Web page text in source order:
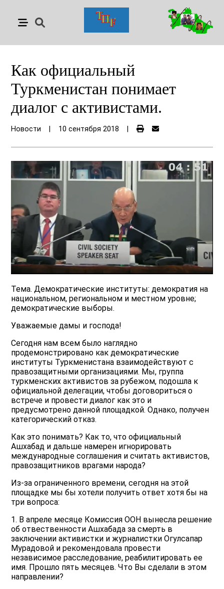
Как официальный
Туркменистан понимает
диалог с активистами.
Новости 10 сентября 2018
Тема. Демократические институты: демократия на
национальном, региональном и местном уровне;
демократические выборы.
Уважаемые дамы и господа!
Сегодня нам всем было наглядно
продемонстрировано как демократические
институты Туркменистана взаимодействуют с
правозащитными организациями. Мы, группа
туркменских активистов за рубежом, подошла к
официальной делегации, чтобы договориться о
встрече и провести диалог как это и
предусмотрено данной площадкой. Однако, получен
категорический отказ.
Как это понимать? Как то, что официальный
Ашхабад и дальше намерен игнорировать
международные соглашения и считать активистов,
правозащитников врагами народа?
Из-за ограниченного времени, сегодня на этой
площадке мы бы хотели получить ответ хотя бы на
три вопроса:
1. В апреле месяце Комиссия ООН вынесла решение
об отвественности Ашхабада за смерть в
заключении активистки и журналистки Огулсапар
Мурадовой и рекомендовала провести
независимое расследование, реабилитировать ее
имя. Прошло пять месяцев. Что Вы сделали в этом
направлении?